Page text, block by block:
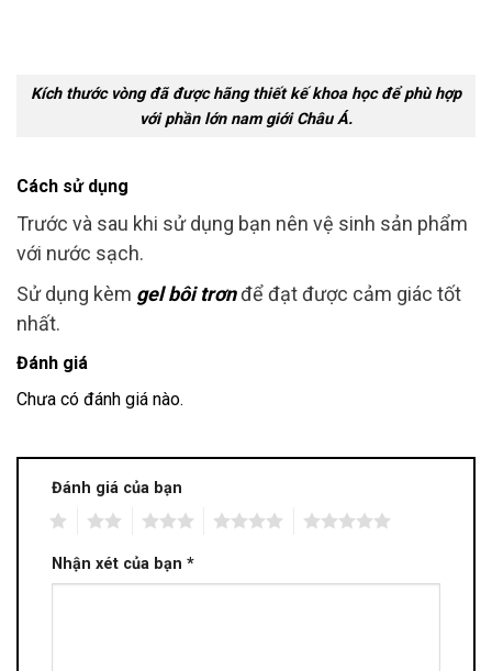
Kích thước vòng đã được hãng thiết kế khoa học để phù hợp
với phần lớn nam giới Châu Á.
Cách sử dụng
Trước và sau khi sử dụng bạn nên vệ sinh sản phẩm
với nước sạch.
Sử dụng kèm gel bôi trơnđể đạt được cảm giác tốt
nhất.
Đánh giá
Chưa có đánh giá nào.
Đánh giá của bạn
Nhận xét của bạn *